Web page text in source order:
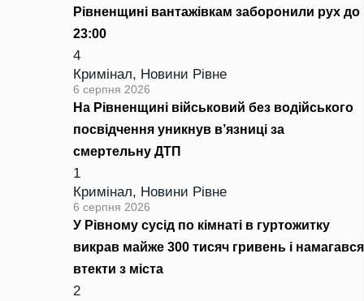
Рівненщині вантажівкам заборонили рух до
23:00
4
Кримінал, Новини Рівне
6 серпня 2026
На Рівненщині військовий без водійського
посвідчення уникнув в’язниці за
смертельну ДТП
1
Кримінал, Новини Рівне
6 серпня 2026
У Рівному сусід по кімнаті в гуртожитку
викрав майже 300 тисяч гривень і намагався
втекти з міста
2